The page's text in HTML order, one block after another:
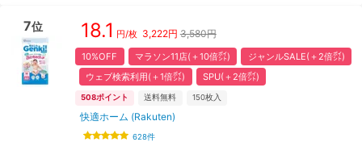
7位 18.1 円/枚 3,222円 3,580円
10%OFF マラソン11店(＋10倍㌽)
ジャンルSALE(＋2倍㌽)
ウェブ検索利用(＋1倍㌽)
SPU(＋2倍㌽)
508ポイント 送料無料 150枚入
快適ホーム (Rakuten)
628件